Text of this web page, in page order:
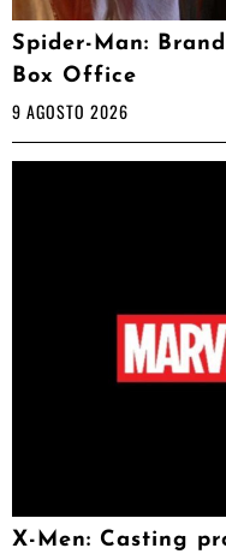
Spider-Man:
Box Office
9 AGOSTO 2026
X-Men: Casting